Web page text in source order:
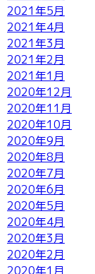
2021年5月
2021年4月
2021年3月
2021年2月
2021年1月
2020年12月
2020年11月
2020年10月
2020年9月
2020年8月
2020年7月
2020年6月
2020年5月
2020年4月
2020年3月
2020年2月
2020年1月